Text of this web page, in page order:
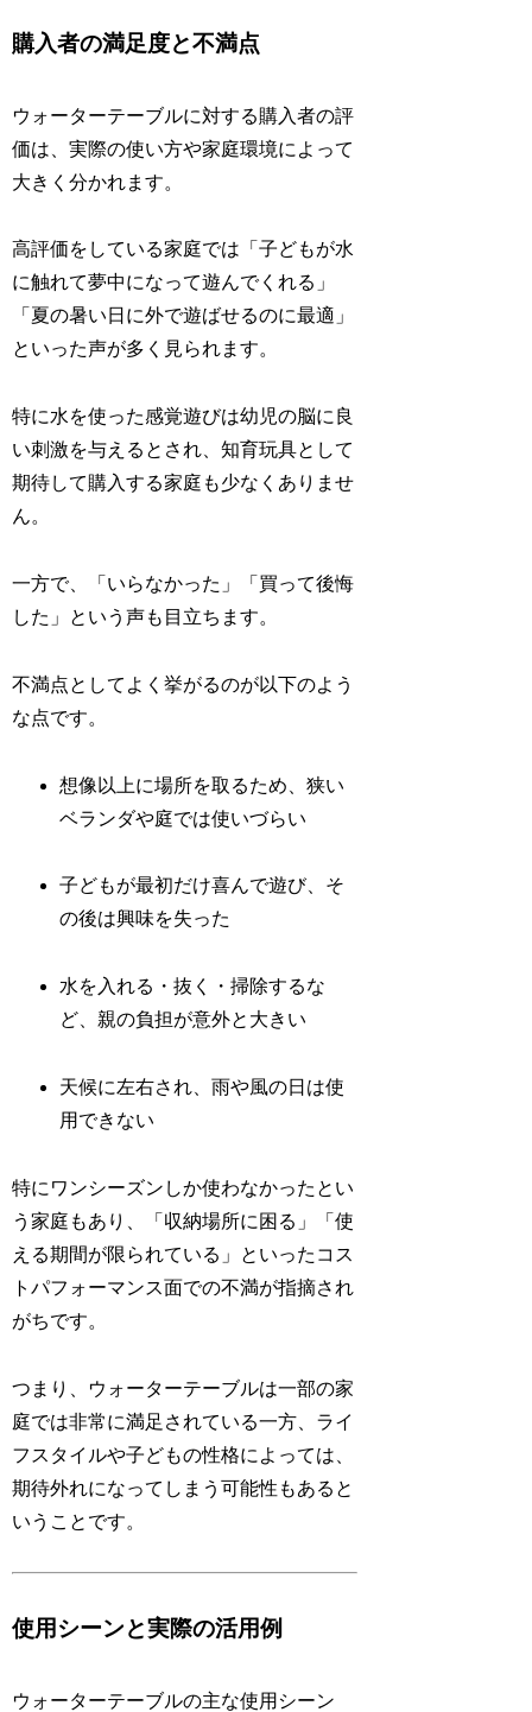
購入者の満足度と不満点
ウォーターテーブルに対する購入者の評
価は、実際の使い方や家庭環境によって
大きく分かれます。
高評価をしている家庭では「子どもが水
に触れて夢中になって遊んでくれる」
「夏の暑い日に外で遊ばせるのに最適」
といった声が多く見られます。
特に水を使った感覚遊びは幼児の脳に良
い刺激を与えるとされ、知育玩具として
期待して購入する家庭も少なくありませ
ん。
一方で、「いらなかった」「買って後悔
した」という声も目立ちます。
不満点としてよく挙がるのが以下のよう
な点です。
想像以上に場所を取るため、狭い
ベランダや庭では使いづらい
子どもが最初だけ喜んで遊び、そ
の後は興味を失った
水を入れる・抜く・掃除するな
ど、親の負担が意外と大きい
天候に左右され、雨や風の日は使
用できない
特にワンシーズンしか使わなかったとい
う家庭もあり、「収納場所に困る」「使
える期間が限られている」といったコス
トパフォーマンス面での不満が指摘され
がちです。
つまり、ウォーターテーブルは一部の家
庭では非常に満足されている一方、ライ
フスタイルや子どもの性格によっては、
期待外れになってしまう可能性もあると
いうことです。
使用シーンと実際の活用例
ウォーターテーブルの主な使用シーン